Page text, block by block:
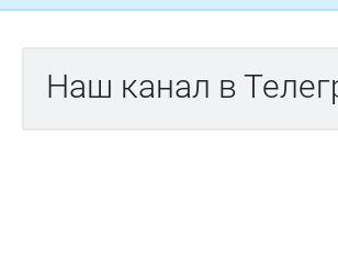
Наш канал в